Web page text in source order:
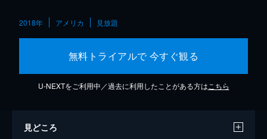
2018年 アメリカ 見放題
無料トライアルで 今すぐ観る
U-NEXTをご利用中／過去に利用したことがある方は こちら
見どころ